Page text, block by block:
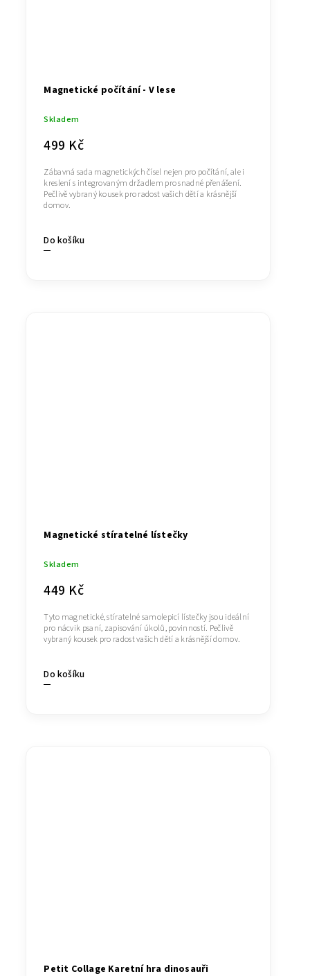
Magnetické počítání - V lese
Skladem
499 Kč
Do košíku
Zábavná sada magnetických čísel nejen pro počítání, ale i
kreslení s integrovaným držadlem pro snadné přenášení.
Pečlivě vybraný kousek pro radost vašich dětí a krásnější
domov.
Magnetické stíratelné lístečky
Skladem
449 Kč
Do košíku
Tyto magnetické, stíratelné samolepicí lístečky jsou ideální
pro nácvik psaní, zapisování úkolů, povinností. Pečlivě
vybraný kousek pro radost vašich dětí a krásnější domov.
Petit Collage Karetní hra dinosauři